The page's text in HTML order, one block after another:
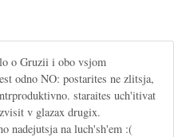
o Gruzii i obo vsjom
odno NO: postarites ne zlitsja,
staraites uch'itivat
v glazax drugix.
nadejutsja na luch'sh'em :(